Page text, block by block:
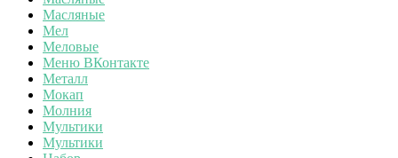
Масляные
Мел
Меловые
Меню ВКонтакте
Металл
Мокап
Молния
Мультики
Мультики